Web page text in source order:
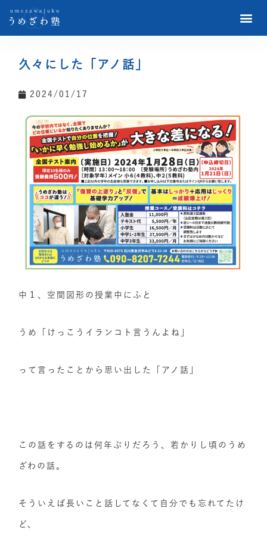
久々にした「アノ話」
2024/01/17
中１、空間図形の授業中にふと
うめ「けっこうイランコト言うんよね」
って言ったことから思い出した「アノ話」
この話をするのは何年ぶりだろう、若かりし頃のうめ
ざわの話。
そういえば長いこと話してなくて自分でも忘れてたけ
ど、